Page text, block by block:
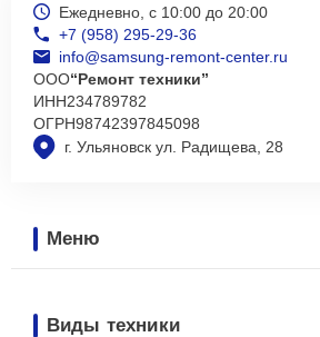
г. Ульяновск ул. Радищева, 28
Ежедневно, с 10:00 до 20:00
+7 (958) 295-29-36
info@samsung-remont-center.ru
ООО“Ремонт техники”
ИНН234789782
ОГРН98742397845098
Меню
Виды техники